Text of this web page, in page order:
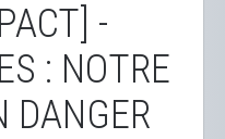
-
: NOTRE
DANGER